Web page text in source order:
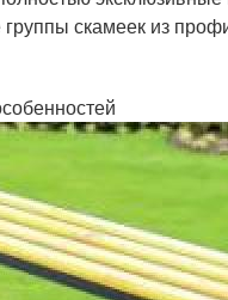
скамеек из